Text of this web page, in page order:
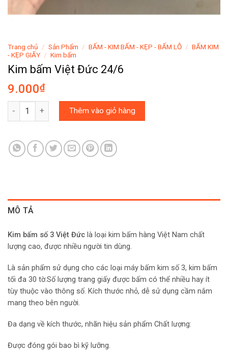
Trang chủ / Sản Phẩm / BẤM - KIM BẤM - KẸP - BẤM LỖ / BẤM KIM
- KẸP GIẤY / Kim bấm
Kim bấm Việt Đức 24/6
9.000₫
Kim bấm Việt Đức 24/6 số lượng
Thêm vào giỏ hàng
MÔ TẢ
Kim bấm số 3 Việt Đức là loại kim bấm hàng Việt Nam chất
lượng cao, được nhiều người tin dùng.
Là sản phẩm sử dụng cho các loại máy bấm kim số 3, kim bấm
tối đa 30 tờ.Số lượng trang giấy được bấm có thể nhiều hay ít
tùy thuộc vào thông số. Kích thước nhỏ, dễ sử dụng cầm nắm
mang theo bên người.
Đa dạng về kích thước, nhãn hiệu sản phẩm Chất lượng:
Được đóng gói bao bì kỹ lưỡng.